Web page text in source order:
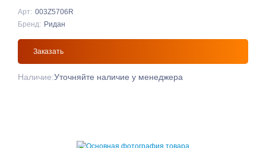
Арт: 003Z5706R
Бренд: Ридан
Заказать
Наличие:Уточняйте наличие у менеджера